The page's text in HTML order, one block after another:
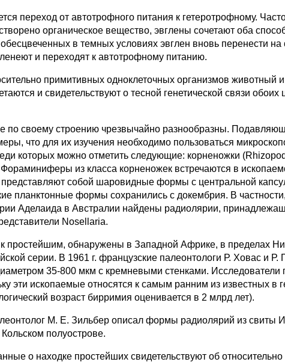
переход от автотрофного питания к гетеротрофному.
органическое вещество, эвглены сочетают оба
в темных условиях эвглен вновь перенести на
и переходят к автотрофному питанию.
примитивных одноклеточных организмов животный
и свидетельствуют о тесной генетической связи
по своему строению чрезвычайно разнообразны.
что для их изучения необходимо пользоваться
которых можно отметить следующие: корненожки
из класса корненожек встречаются в
собой шаровидные формы с центральной
планктонные формы сохранились с докембрия. В
Аделаида в Австралии найдены радиолярии,
Nosellaria.
простейшим, обнаружены в Западной Африке, в пределах
серии. В 1961 г. французские палеонтологи Р. Ховас и
35-800 мкм с кремневыми стенками. Исследователи
эти ископаемые относятся к самым ранним из известных в
возраст бирримия оценивается в 2 млрд лет).
M. E. Зильбер описал формы радиолярий из свиты
полуострове.
о находке простейших свидетельствуют об